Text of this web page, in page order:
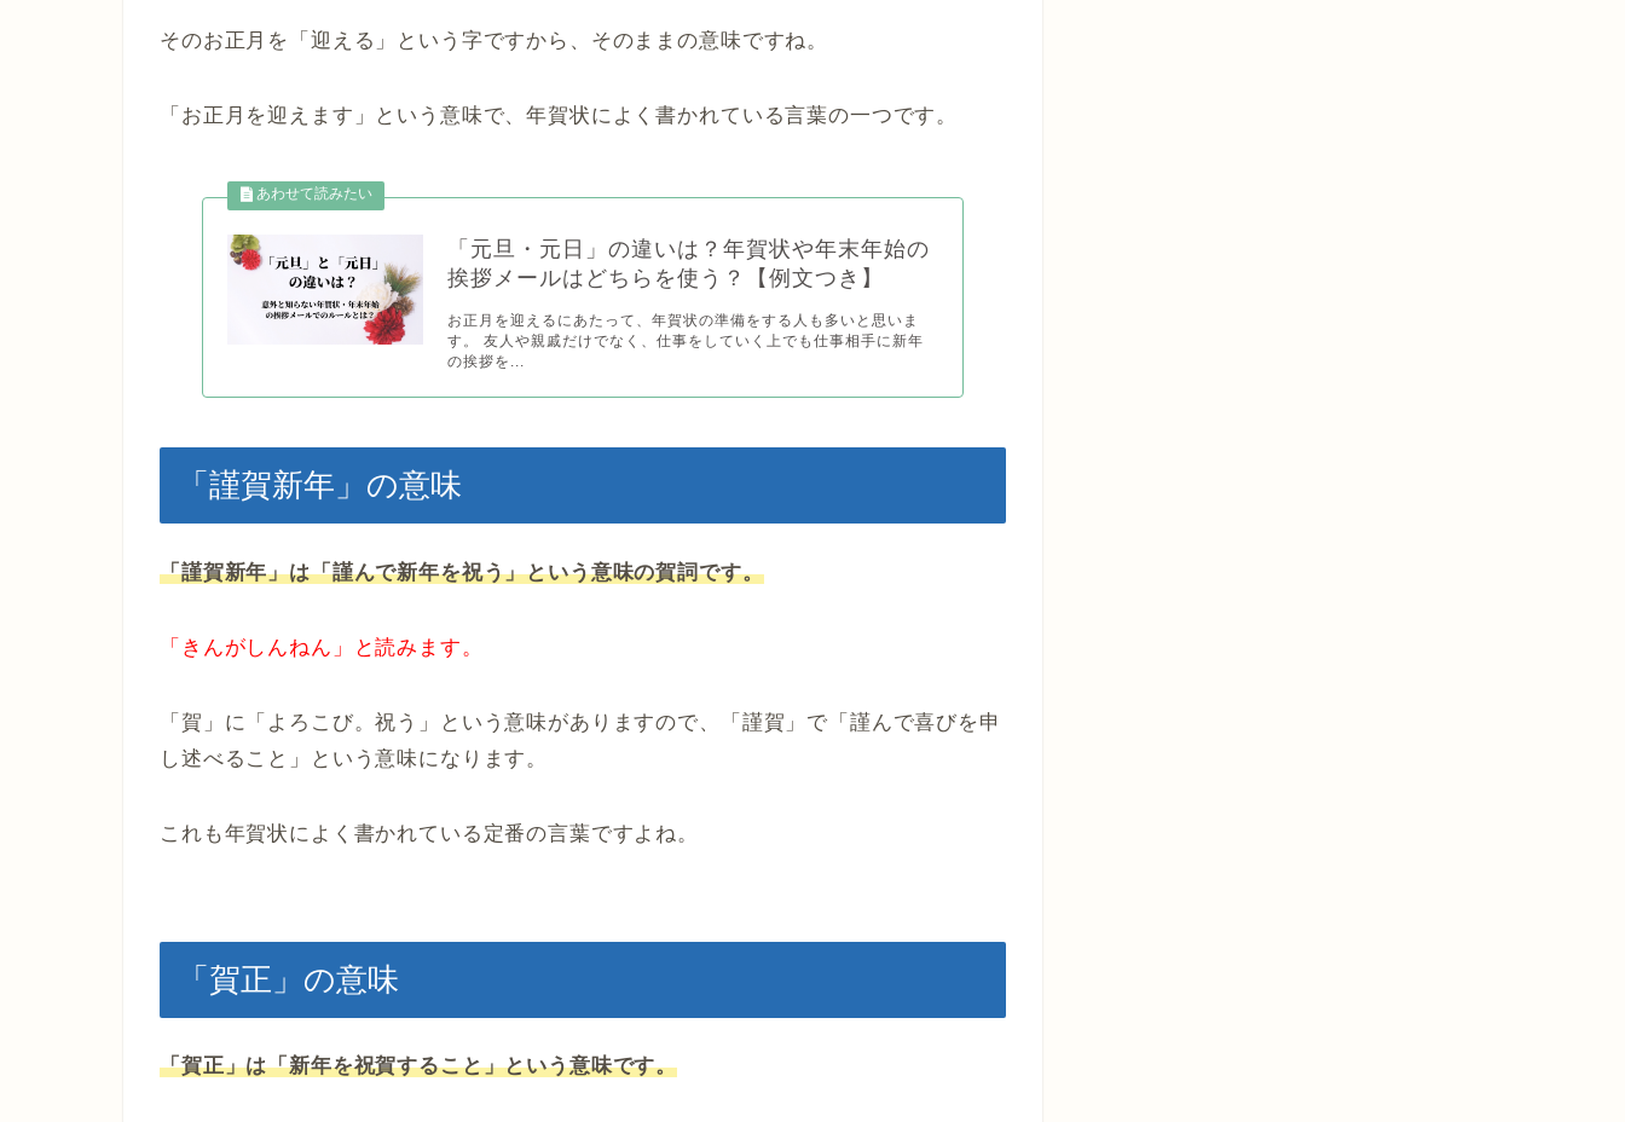
そのお正月を「迎える」という字ですから、そのままの意味ですね。
「お正月を迎えます」という意味で、年賀状によく書かれている言葉の一つです。
「元旦・元日」の違いは？年賀状や年末年始の
挨拶メールはどちらを使う？【例文つき】
お正月を迎えるにあたって、年賀状の準備をする人も多いと思いま
す。 友人や親戚だけでなく、仕事をしていく上でも仕事相手に新年
の挨拶を...
「謹賀新年」の意味
「謹賀新年」は「謹んで新年を祝う」という意味の賀詞です。
「きんがしんねん」と読みます。
「賀」に「よろこび。祝う」という意味がありますので、「謹賀」で「謹んで喜びを申
し述べること」という意味になります。
これも年賀状によく書かれている定番の言葉ですよね。
「賀正」の意味
「賀正」は「新年を祝賀すること」という意味です。